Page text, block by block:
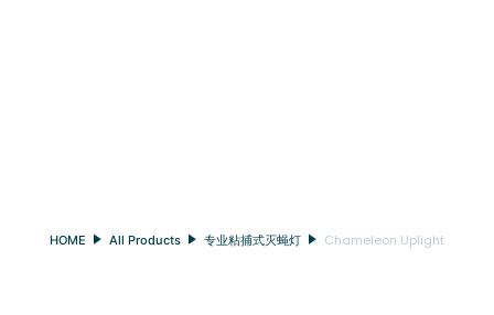
HOME All Products 专业粘捕式灭蝇灯 Chameleon Uplight